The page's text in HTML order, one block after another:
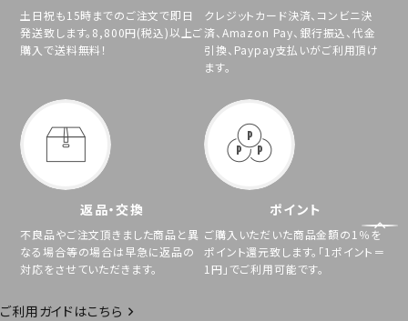
土日祝も15時までのご注文で即日
発送致します。8,800円(税込)以上ご
購入で送料無料！
クレジットカード決済、コンビニ決
済、Amazon Pay、銀行振込、代金
引換、Paypay支払いがご利用頂け
ます。
返品・交換
不良品やご注文頂きました商品と異
なる場合等の場合は早急に返品の
対応をさせていただきます。
ポイント
ご購入いただいた商品金額の1％を
ポイント還元致します。「1ポイント＝
1円」でご利用可能です。
ご利用ガイドはこちら